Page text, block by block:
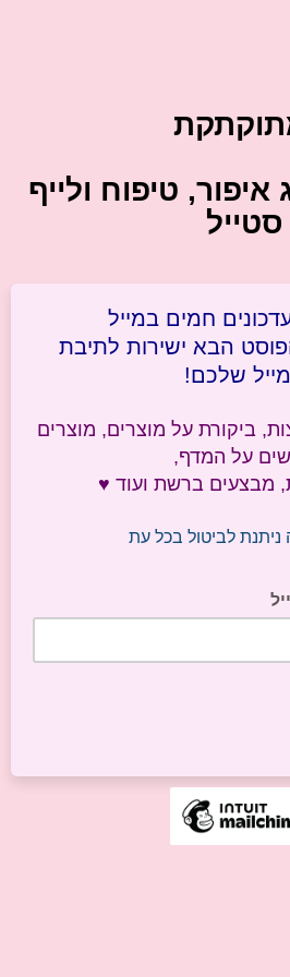
טיפוח ולייף
סטייל
חמים במייל
הבא ישירות לתיבת
שלכם!
ביקורת על מוצרים, מוצרים
על המדף,
מבצעים ברשת ועוד ♥
לביטול בכל עת